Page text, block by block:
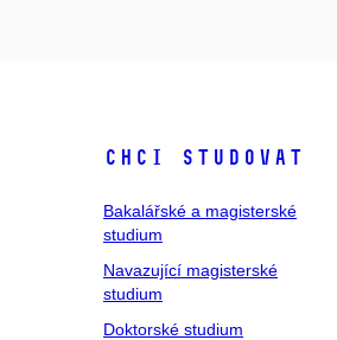
Chci studovat
Bakalářské a magisterské
studium
Navazující magisterské
studium
Doktorské studium